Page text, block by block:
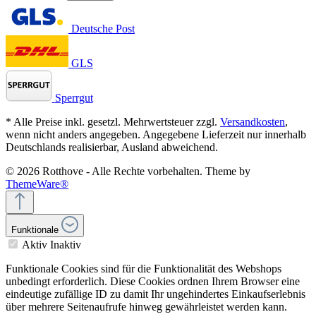
Deutsche Post
GLS
Sperrgut
* Alle Preise inkl. gesetzl. Mehrwertsteuer zzgl. Versandkosten,
wenn nicht anders angegeben. Angegebene Lieferzeit nur innerhalb
Deutschlands realisierbar, Ausland abweichend.
© 2026 Rotthove - Alle Rechte vorbehalten. Theme by
ThemeWare®
Funktionale
Aktiv Inaktiv
Funktionale Cookies sind für die Funktionalität des Webshops
unbedingt erforderlich. Diese Cookies ordnen Ihrem Browser eine
eindeutige zufällige ID zu damit Ihr ungehindertes Einkaufserlebnis
über mehrere Seitenaufrufe hinweg gewährleistet werden kann.